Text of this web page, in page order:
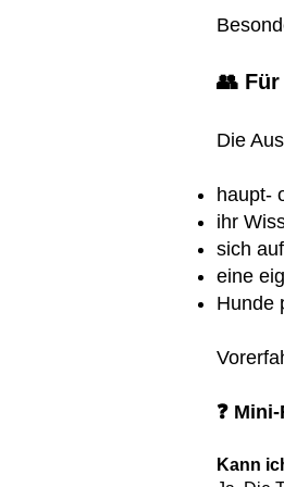
👥
Die
haupt-
ihr
sich
eine
Hunde
❓
Kann